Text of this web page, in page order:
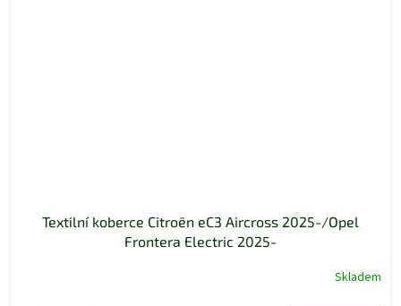
Textilní koberce Citroën eC3 Aircross 2025-/Opel
Frontera Electric 2025-
Skladem